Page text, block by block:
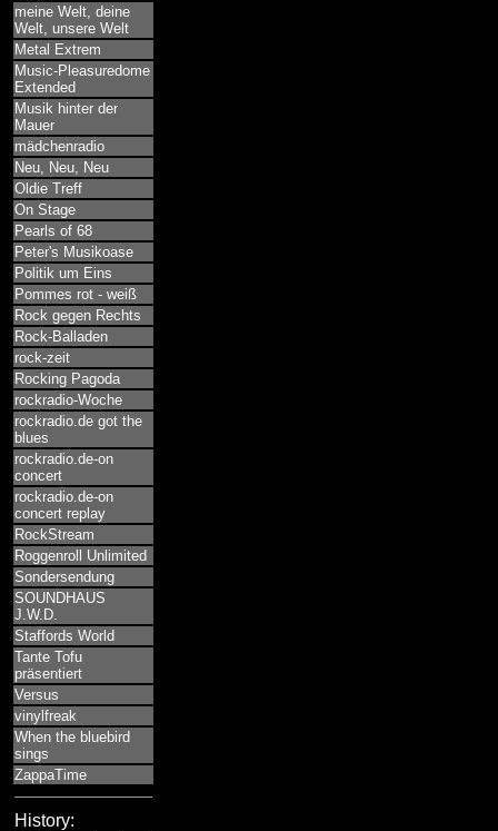
meine Welt, deine
Welt, unsere Welt
Metal Extrem
Music-Pleasuredome
Extended
Musik hinter der
Mauer
mädchenradio
Neu, Neu, Neu
Oldie Treff
On Stage
Pearls of 68
Peter's Musikoase
Politik um Eins
Pommes rot - weiß
Rock gegen Rechts
Rock-Balladen
rock-zeit
Rocking Pagoda
rockradio-Woche
rockradio.de got the
blues
rockradio.de-on
concert
rockradio.de-on
concert replay
RockStream
Roggenroll Unlimited
Sondersendung
SOUNDHAUS
J.W.D.
Staffords World
Tante Tofu
präsentiert
Versus
vinylfreak
When the bluebird
sings
ZappaTime
History: